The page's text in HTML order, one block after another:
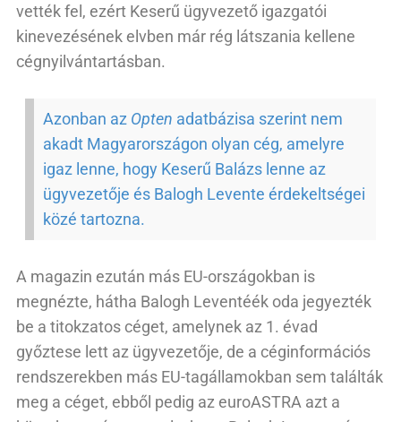
vették fel, ezért Keserű ügyvezető igazgatói
kinevezésének elvben már rég látszania kellene
cégnyilvántartásban.
Azonban az Opten adatbázisa szerint nem
akadt Magyarországon olyan cég, amelyre
igaz lenne, hogy Keserű Balázs lenne az
ügyvezetője és Balogh Levente érdekeltségei
közé tartozna.
A magazin ezután más EU-országokban is
megnézte, hátha Balogh Leventéék oda jegyezték
be a titokzatos céget, amelynek az 1. évad
győztese lett az ügyvezetője, de a céginformációs
rendszerekben más EU-tagállamokban sem találták
meg a céget, ebből pedig az euroASTRA azt a